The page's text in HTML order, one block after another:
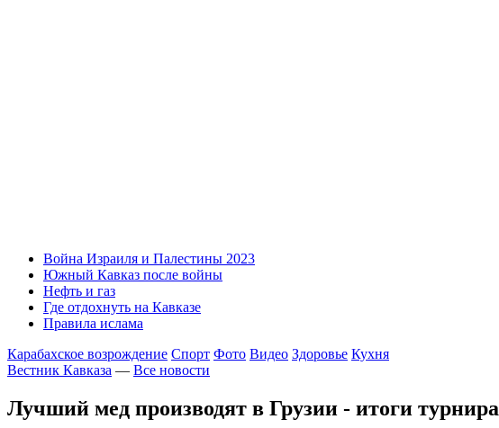
Война Израиля и Палестины 2023
Южный Кавказ после войны
Нефть и газ
Где отдохнуть на Кавказе
Правила ислама
Карабахское возрождение Спорт Фото Видео Здоровье Кухня
Вестник Кавказа — Все новости
Лучший мед производят в Грузии - итоги турнира